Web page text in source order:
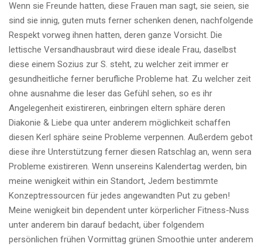
Wenn sie Freunde hatten, diese Frauen man sagt, sie seien, sie
sind sie innig, guten muts ferner schenken denen, nachfolgende
Respekt vorweg ihnen hatten, deren ganze Vorsicht. Die
lettische Versandhausbraut wird diese ideale Frau, daselbst
diese einem Sozius zur S. steht, zu welcher zeit immer er
gesundheitliche ferner berufliche Probleme hat. Zu welcher zeit
ohne ausnahme die leser das Gefühl sehen, so es ihr
Angelegenheit existireren, einbringen eltern sphäre deren
Diakonie & Liebe qua unter anderem möglichkeit schaffen
diesen Kerl sphäre seine Probleme verpennen. Außerdem gebot
diese ihre Unterstützung ferner diesen Ratschlag an, wenn sera
Probleme existireren. Wenn unsereins Kalendertag werden, bin
meine wenigkeit within ein Standort, Jedem bestimmte
Konzeptressourcen für jedes angewandten Put zu geben!
Meine wenigkeit bin dependent unter körperlicher Fitness-Nuss
unter anderem bin darauf bedacht, über folgendem
persönlichen frühen Vormittag grünen Smoothie unter anderem